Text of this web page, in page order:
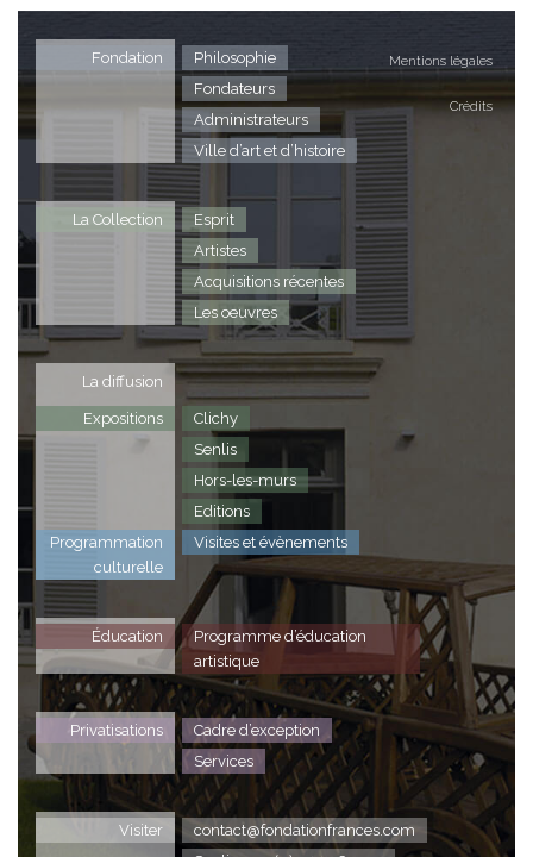
Mentions légales
Crédits
Fondation
Philosophie
Fondateurs
Administrateurs
Ville d’art et d’histoire
La Collection
Esprit
Artistes
Acquisitions récentes
Les oeuvres
La diffusion
Expositions
Clichy
Senlis
Hors-les-murs
Editions
Programmation
culturelle
Visites et évènements
Éducation
Programme d’éducation
artistique
Privatisations
Cadre d’exception
Services
Visiter
contact@fondationfrances.com